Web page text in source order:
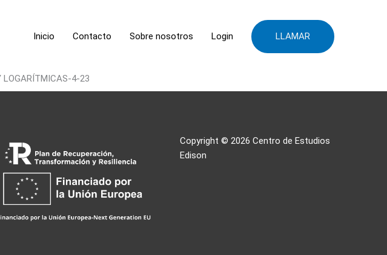
Inicio Contacto Sobre nosotros Login LLAMAR
LOGARÍTMICAS-4-23
Copyright © 2026 Centro de Estudios
Edison